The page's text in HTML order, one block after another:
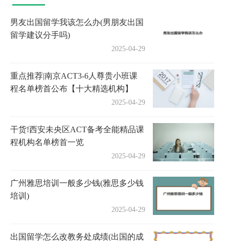
男友出国留学我该怎么办(男朋友出国
留学建议分手吗)
2025-04-29
重点推荐|南京ACT3-6人尊贵小班课
程名单榜首公布【十大精选机构】
2025-04-29
干货!西安未央区ACT备考全能精品课
程机构名单榜首一览
2025-04-29
广州雅思培训一般多少钱(雅思多少钱
培训)
2025-04-29
出国留学怎么改教务处成绩(出国的成